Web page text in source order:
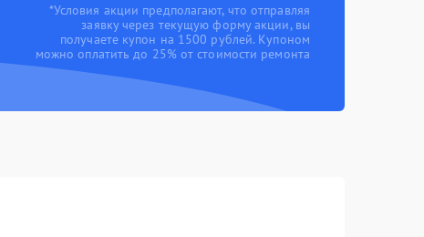
*Условия акции предполагают, что отправляя
заявку через текущую форму акции, вы
получаете купон на 1500 рублей. Купоном
можно оплатить до 25% от стоимости ремонта